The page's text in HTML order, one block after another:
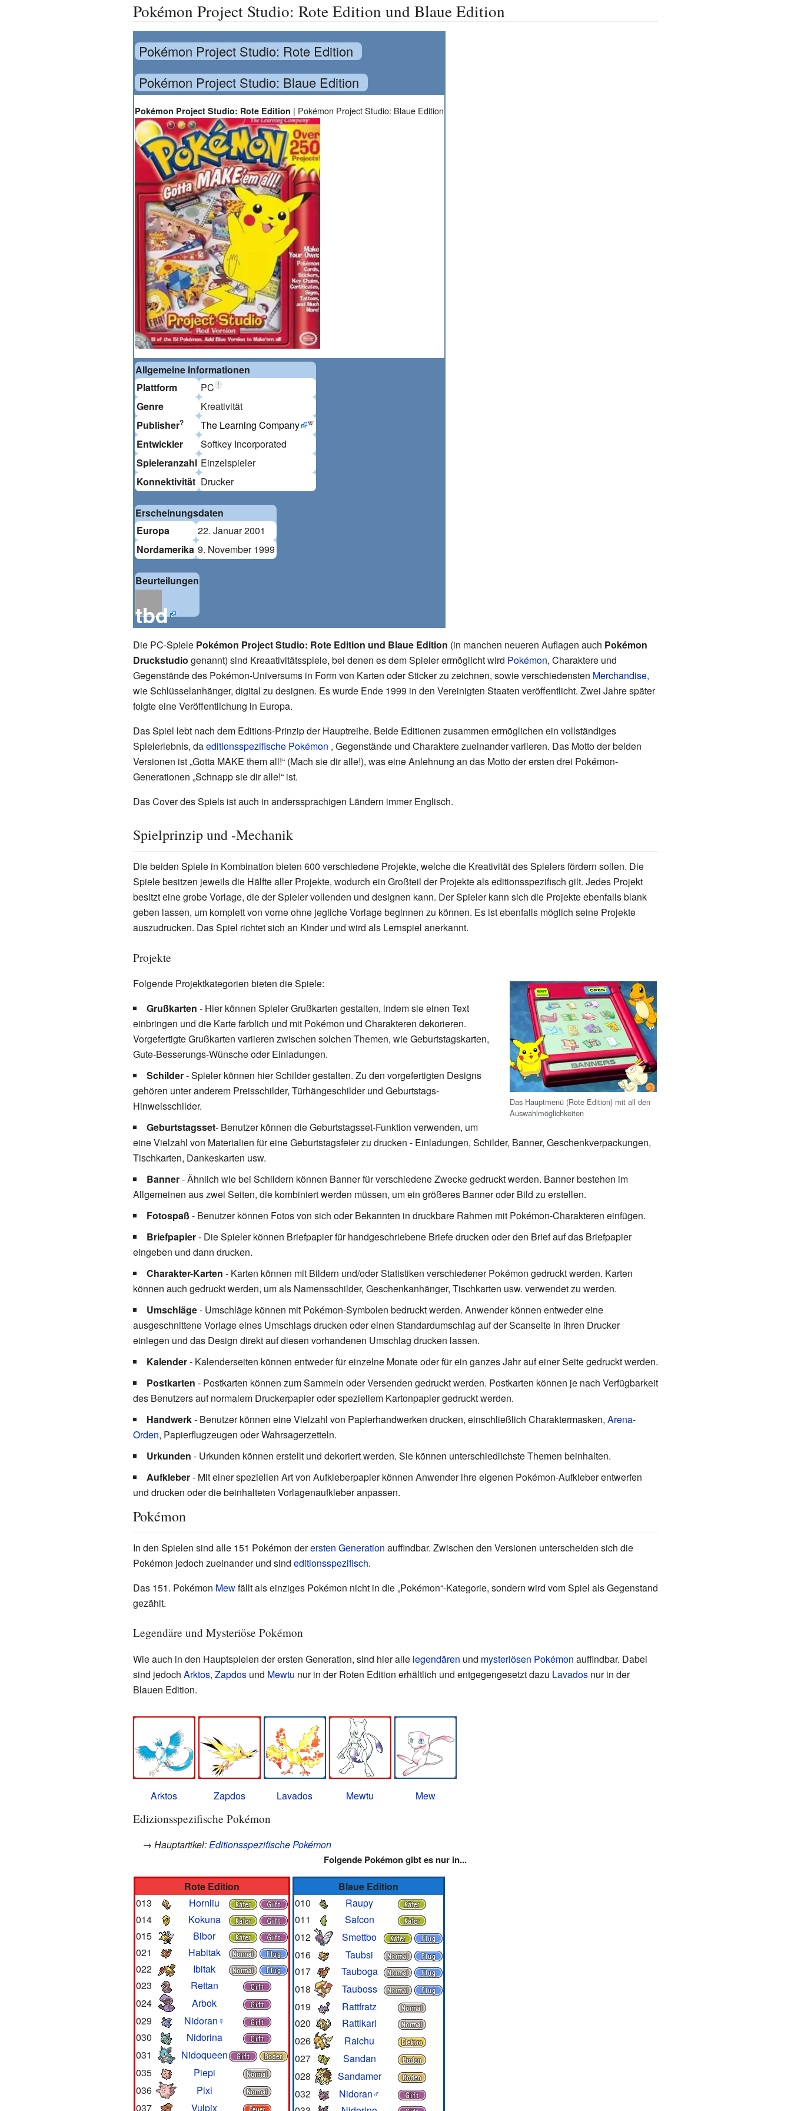
Pokémon Project Studio: Rote Edition und Blaue Edition
Pokémon Project Studio: Rote Edition
Pokémon Project Studio: Blaue Edition
Pokémon Project Studio: Rote Edition | Pokémon Project Studio: Blaue Edition
Allgemeine Informationen
Plattform
PC !
Genre
Kreativität
Publisher?
The Learning Company
Entwickler
Softkey Incorporated
Spieleranzahl Einzelspieler
Konnektivität Drucker
Erscheinungsdaten
Europa
22. Januar 2001
Nordamerika 9. November 1999
Beurteilungen
tbd
Die PC-Spiele Pokémon Project Studio: Rote Edition und Blaue Edition (in manchen neueren Auflagen auch Pokémon
Druckstudio genannt) sind Kreaativitätsspiele, bei denen es dem Spieler ermöglicht wird Pokémon, Charaktere und
Gegenstände des Pokémon-Universums in Form von Karten oder Sticker zu zeichnen, sowie verschiedensten Merchandise,
wie Schlüsselanhänger, digital zu designen. Es wurde Ende 1999 in den Vereinigten Staaten veröffentlicht. Zwei Jahre später
folgte eine Veröffentlichung in Europa.
Das Spiel lebt nach dem Editions-Prinzip der Hauptreihe. Beide Editionen zusammen ermöglichen ein vollständiges
Spielerlebnis, daeditionsspezifische Pokémon , Gegenstände und Charaktere zueinander variieren. Das Motto der beiden
Versionen ist „Gotta MAKE them all!“ (Mach sie dir alle!), was eine Anlehnung an das Motto der ersten drei Pokémon-
Generationen „Schnapp sie dir alle!“ ist.
Das Cover des Spiels ist auch in anderssprachigen Ländern immer Englisch.
Spielprinzip und -Mechanik
Die beiden Spiele in Kombination bieten 600 verschiedene Projekte, welche die Kreativität des Spielers fördern sollen. Die
Spiele besitzen jeweils die Hälfte aller Projekte, wodurch ein Großteil der Projekte als editionsspezifisch gilt. Jedes Projekt
besitzt eine grobe Vorlage, die der Spieler vollenden und designen kann. Der Spieler kann sich die Projekte ebenfalls blank
geben lassen, um komplett von vorne ohne jegliche Vorlage beginnen zu können. Es ist ebenfalls möglich seine Projekte
auszudrucken. Das Spiel richtet sich an Kinder und wird als Lernspiel anerkannt.
Projekte
Das Hauptmenü (Rote Edition) mit all den
Auswahlmöglichkeiten
Folgende Projektkategorien bieten die Spiele:
Grußkarten - Hier können Spieler Grußkarten gestalten, indem sie einen Text
einbringen und die Karte farblich und mit Pokémon und Charakteren dekorieren.
Vorgefertigte Grußkarten variieren zwischen solchen Themen, wie Geburtstagskarten,
Gute-Besserungs-Wünsche oder Einladungen.
Schilder- Spieler können hier Schilder gestalten. Zu den vorgefertigten Designs
gehören unter anderem Preisschilder, Türhängeschilder und Geburtstags-
Hinweisschilder.
Geburtstagsset- Benutzer können die Geburtstagsset-Funktion verwenden, um
eine Vielzahl von Materialien für eine Geburtstagsfeier zu drucken - Einladungen, Schilder, Banner, Geschenkverpackungen,
Tischkarten, Dankeskarten usw.
Banner- Ähnlich wie bei Schildern können Banner für verschiedene Zwecke gedruckt werden. Banner bestehen im
Allgemeinen aus zwei Seiten, die kombiniert werden müssen, um ein größeres Banner oder Bild zu erstellen.
Fotospaß- Benutzer können Fotos von sich oder Bekannten in druckbare Rahmen mit Pokémon-Charakteren einfügen.
Briefpapier- Die Spieler können Briefpapier für handgeschriebene Briefe drucken oder den Brief auf das Briefpapier
eingeben und dann drucken.
Charakter-Karten - Karten können mit Bildern und/oder Statistiken verschiedener Pokémon gedruckt werden. Karten
können auch gedruckt werden, um als Namensschilder, Geschenkanhänger, Tischkarten usw. verwendet zu werden.
Umschläge- Umschläge können mit Pokémon-Symbolen bedruckt werden. Anwender können entweder eine
ausgeschnittene Vorlage eines Umschlags drucken oder einen Standardumschlag auf der Scanseite in ihren Drucker
einlegen und das Design direkt auf diesen vorhandenen Umschlag drucken lassen.
Kalender- Kalenderseiten können entweder für einzelne Monate oder für ein ganzes Jahr auf einer Seite gedruckt werden.
Postkarten - Postkarten können zum Sammeln oder Versenden gedruckt werden. Postkarten können je nach Verfügbarkeit
des Benutzers auf normalem Druckerpapier oder speziellem Kartonpapier gedruckt werden.
Handwerk- Benutzer können eine Vielzahl von Papierhandwerken drucken, einschließlich Charaktermasken, Arena-
Orden, Papierflugzeugen oder Wahrsagerzetteln.
Urkunden - Urkunden können erstellt und dekoriert werden. Sie können unterschiedlichste Themen beinhalten.
Aufkleber- Mit einer speziellen Art von Aufkleberpapier können Anwender ihre eigenen Pokémon-Aufkleber entwerfen
und drucken oder die beinhalteten Vorlagenaufkleber anpassen.
Pokémon
In den Spielen sind alle 151 Pokémon derersten Generation auffindbar. Zwischen den Versionen unterscheiden sich die
Pokémon jedoch zueinander und sind editionsspezifisch.
Das 151. Pokémon Mewfällt als einziges Pokémon nicht in die „Pokémon“-Kategorie, sondern wird vom Spiel als Gegenstand
gezählt.
Legendäre und Mysteriöse Pokémon
Wie auch in den Hauptspielen der ersten Generation, sind hier alle legendären und mysteriösen Pokémon auffindbar. Dabei
sind jedoch Arktos, Zapdosund Mewtu nur in der Roten Edition erhältlich und entgegengesetzt dazu Lavadosnur in der
Blauen Edition.
Arktos Zapdos Lavados Mewtu Mew
Edizionsspezifische Pokémon
→ Hauptartikel:Editionsspezifische Pokémon
Folgende Pokémon gibt es nur in...
Rote Edition
013
Hornliu
014
Kokuna
015
Bibor
021
Habitak
022
Ibitak
023
Rettan
024
Arbok
029
Nidoran♀
030
Nidorina
031
Nidoqueen
035
Piepi
036
Pixi
037
Vulpix
Blaue Edition
010
Raupy
011
Safcon
012
Smettbo
016
Taubsi
017
Tauboga
018
Tauboss
019
Rattfratz
020
Rattikarl
026
Raichu
027
Sandan
028
Sandamer
032
Nidoran♂